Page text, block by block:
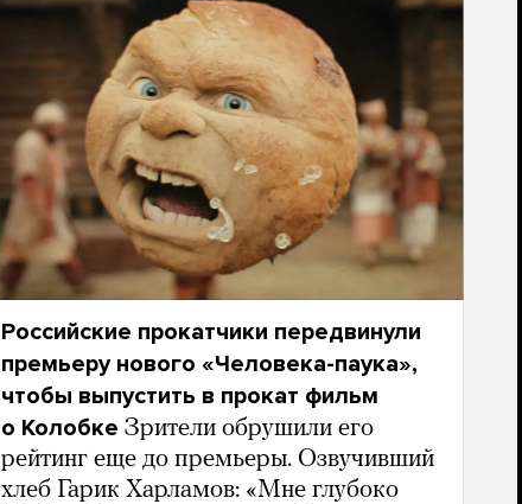
Российские прокатчики передвинули
премьеру нового «Человека-паука»,
чтобы выпустить в прокат фильм
о Колобке Зрители обрушили его
рейтинг еще до премьеры. Озвучивший
хлеб Гарик Харламов: «Мне глубоко